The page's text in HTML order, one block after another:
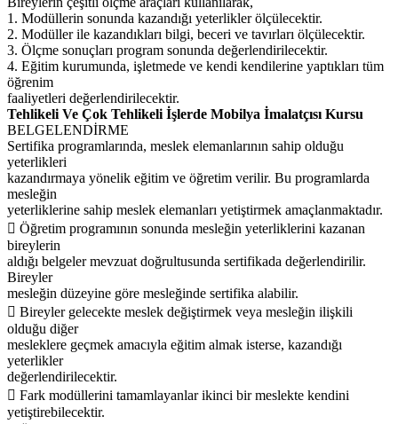
1. Modüllerin sonunda kazandığı yeterlikler ölçülecektir.
2. Modüller ile kazandıkları bilgi, beceri ve tavırları ölçülecektir.
3. Ölçme sonuçları program sonunda değerlendirilecektir.
4. Eğitim kurumunda, işletmede ve kendi kendilerine yaptıkları tüm
öğrenim
faaliyetleri değerlendirilecektir.
Tehlikeli Ve Çok Tehlikeli İşlerde Mobilya İmalatçısı Kursu
BELGELENDİRME
Sertifika programlarında, meslek elemanlarının sahip olduğu
yeterlikleri
kazandırmaya yönelik eğitim ve öğretim verilir. Bu programlarda
mesleğin
yeterliklerine sahip meslek elemanları yetiştirmek amaçlanmaktadır.
 Öğretim programının sonunda mesleğin yeterliklerini kazanan
bireylerin
aldığı belgeler mevzuat doğrultusunda sertifikada değerlendirilir.
Bireyler
mesleğin düzeyine göre mesleğinde sertifika alabilir.
 Bireyler gelecekte meslek değiştirmek veya mesleğin ilişkili
olduğu diğer
mesleklere geçmek amacıyla eğitim almak isterse, kazandığı
yeterlikler
değerlendirilecektir.
 Fark modüllerini tamamlayanlar ikinci bir meslekte kendini
yetiştirebilecektir.